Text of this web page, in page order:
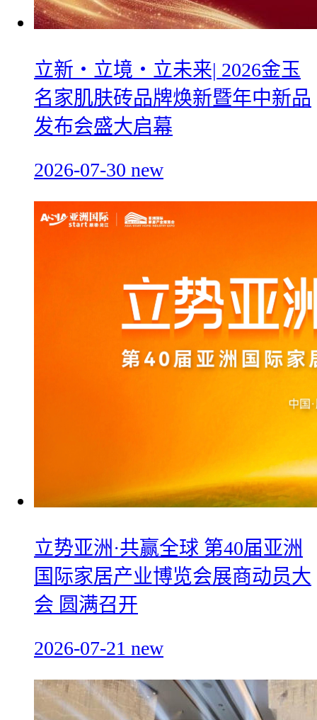
立新・立境・立未来| 2026金玉
名家肌肤砖品牌焕新暨年中新品
发布会盛大启幕
2026-07-30 new
立势亚洲·共赢全球 第40届亚洲
国际家居产业博览会展商动员大
会 圆满召开
2026-07-21 new